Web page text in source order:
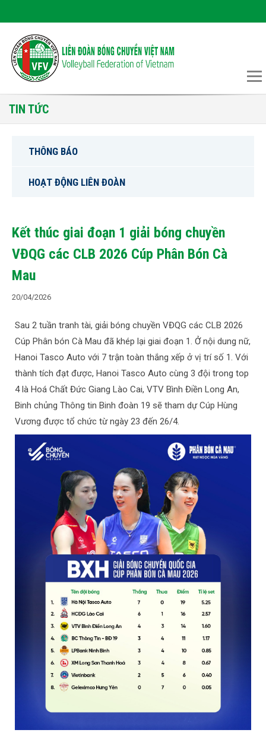
TIN TỨC
THÔNG BÁO
HOẠT ĐỘNG LIÊN ĐOÀN
Kết thúc giai đoạn 1 giải bóng chuyền
VĐQG các CLB 2026 Cúp Phân Bón Cà
Mau
20/04/2026
Sau 2 tuần tranh tài, giải bóng chuyền VĐQG các CLB 2026
Cúp Phân bón Cà Mau đã khép lại giai đoạn 1. Ở nội dung nữ,
Hanoi Tasco Auto với 7 trận toàn thắng xếp ở vị trí số 1. Với
thành tích đạt được, Hanoi Tasco Auto cùng 3 đội trong top
4 là Hoá Chất Đức Giang Lào Cai, VTV Bình Điền Long An,
Binh chủng Thông tin Binh đoàn 19 sẽ tham dự Cúp Hùng
Vương được tổ chức từ ngày 23 đến 26/4.